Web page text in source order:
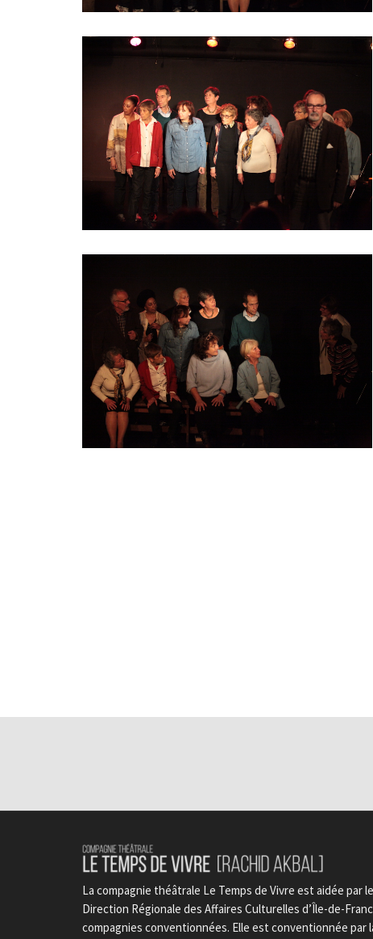
La compagnie théâtrale Le Temps de Vivre est aidée par
Direction Régionale des Affaires Culturelles d’Île-de-
compagnies conventionnées. Elle est conventionnée par